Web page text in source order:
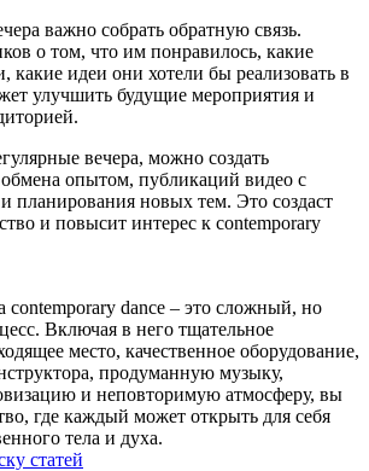
важно собрать обратную связь.
о том, что им понравилось, какие
какие идеи они хотели бы реализовать в
улучшить будущие мероприятия и
вечера, можно создать
опытом, публикаций видео с
планирования новых тем. Это создаст
и повысит интерес к contemporary
contemporary dance – это сложный, но
Включая в него тщательное
место, качественное оборудование,
продуманную музыку,
и неповторимую атмосферу, вы
где каждый может открыть для себя
тела и духа.
статей